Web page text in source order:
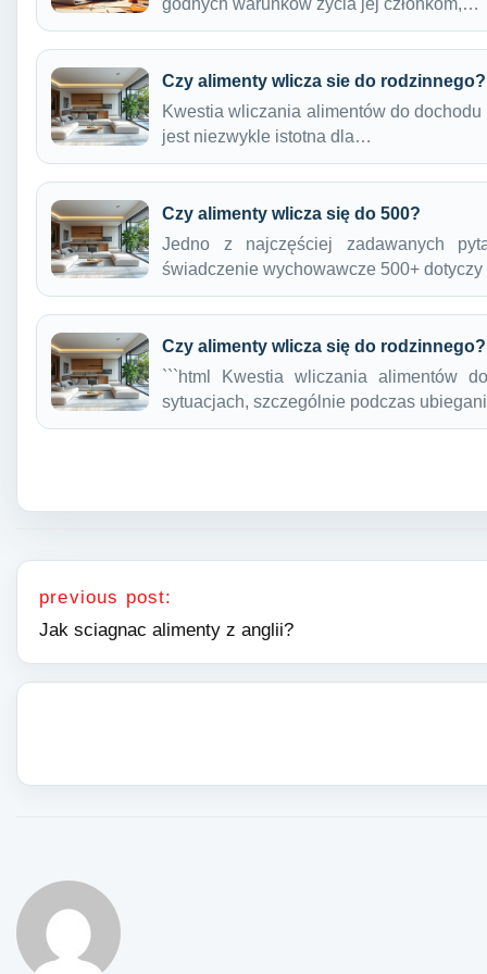
Czy alimenty wlicza sie do rodzinnego?
Kwestia wliczania alimentów do
jest niezwykle istotna dla…
Czy alimenty wlicza się do 500?
Jedno z najczęściej zadawanych
świadczenie wychowawcze 500+
Czy alimenty wlicza się do rodzinnego?
```html Kwestia wliczania alimentów
sytuacjach, szczególnie podczas
Nawigacja wpisu
previous post:
Jak sciagnac alimenty z anglii?